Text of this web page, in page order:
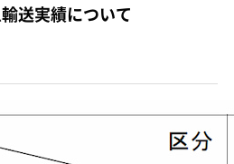
送実績について